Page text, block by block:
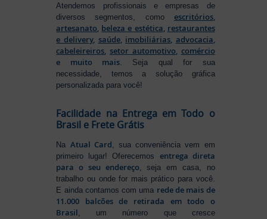
Atendemos profissionais e empresas de
diversos segmentos, como escritórios,
artesanato, beleza e estética, restaurantes
e delivery, saúde, imobiliárias, advocacia,
cabeleireiros, setor automotivo, comércio
e muito mais . Seja qual for sua
necessidade, temos a solução gráfica
personalizada para você!
Facilidade na Entrega em Todo o
Brasil e Frete Grátis
Na Atual Card, sua conveniência vem em
primeiro lugar! Oferecemos entrega direta
para o seu endereço, seja em casa, no
trabalho ou onde for mais prático para você.
E ainda contamos com uma rede de mais de
11.000 balcões de retirada em todo o
Brasil, um número que cresce